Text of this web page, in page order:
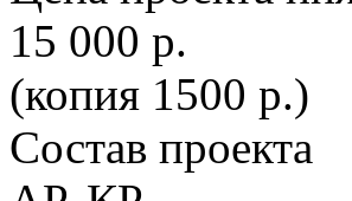
15 000 р.
(копия 1500 р.)
Состав проекта